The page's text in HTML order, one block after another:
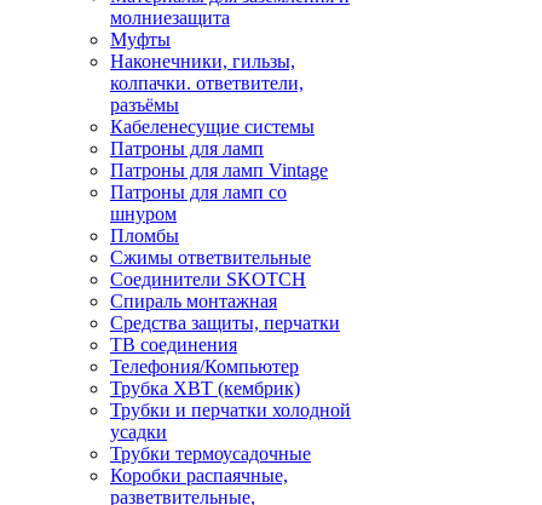
молниезащита
Муфты
Наконечники, гильзы,
колпачки. ответвители,
разъёмы
Кабеленесущие системы
Патроны для ламп
Патроны для ламп Vintage
Патроны для ламп со
шнуром
Пломбы
Сжимы ответвительные
Соединители SKOTCH
Спираль монтажная
Средства защиты, перчатки
ТВ соединения
Телефония/Компьютер
Трубка ХВТ (кембрик)
Трубки и перчатки холодной
усадки
Трубки термоусадочные
Коробки распаячные,
разветвительные,